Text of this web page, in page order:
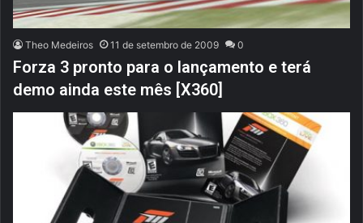
Theo Medeiros 11 de setembro de 2009 0
Forza 3 pronto para o lançamento e terá
demo ainda este mês [X360]